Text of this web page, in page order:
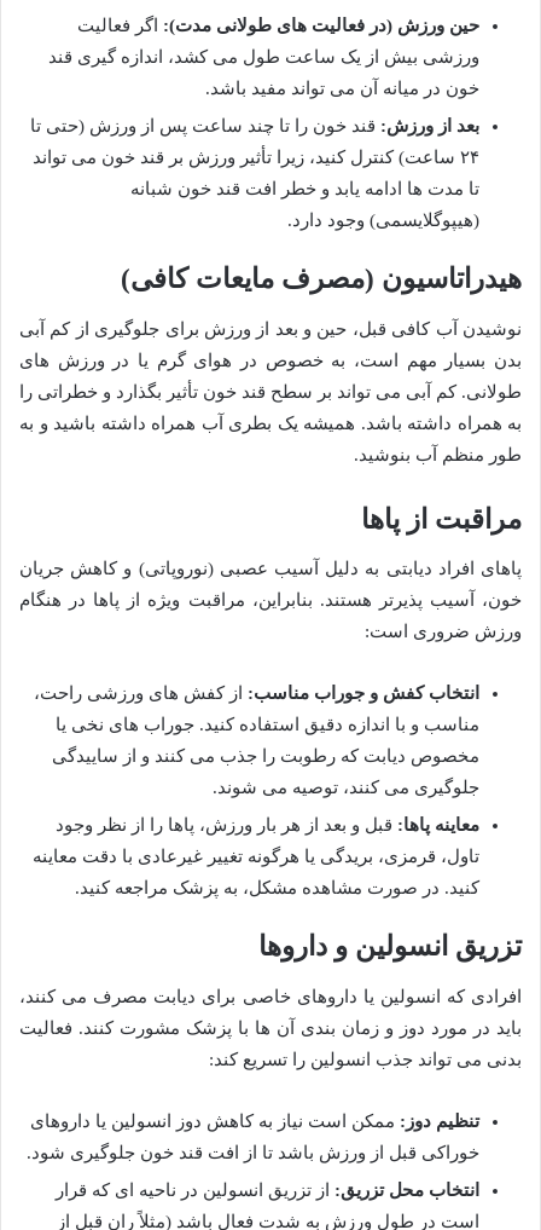
حین ورزش (در فعالیت های طولانی مدت): اگر فعالیت
ورزشی بیش از یک ساعت طول می کشد، اندازه گیری قند
خون در میانه آن می تواند مفید باشد.
بعد از ورزش: قند خون را تا چند ساعت پس از ورزش (حتی تا
۲۴ ساعت) کنترل کنید، زیرا تأثیر ورزش بر قند خون می تواند
تا مدت ها ادامه یابد و خطر افت قند خون شبانه
(هیپوگلایسمی) وجود دارد.
هیدراتاسیون (مصرف مایعات کافی)
نوشیدن آب کافی قبل، حین و بعد از ورزش برای جلوگیری از کم آبی
بدن بسیار مهم است، به خصوص در هوای گرم یا در ورزش های
طولانی. کم آبی می تواند بر سطح قند خون تأثیر بگذارد و خطراتی را
به همراه داشته باشد. همیشه یک بطری آب همراه داشته باشید و به
طور منظم آب بنوشید.
مراقبت از پاها
پاهای افراد دیابتی به دلیل آسیب عصبی (نوروپاتی) و کاهش جریان
خون، آسیب پذیرتر هستند. بنابراین، مراقبت ویژه از پاها در هنگام
ورزش ضروری است:
انتخاب کفش و جوراب مناسب: از کفش های ورزشی راحت،
مناسب و با اندازه دقیق استفاده کنید. جوراب های نخی یا
مخصوص دیابت که رطوبت را جذب می کنند و از ساییدگی
جلوگیری می کنند، توصیه می شوند.
معاینه پاها: قبل و بعد از هر بار ورزش، پاها را از نظر وجود
تاول، قرمزی، بریدگی یا هرگونه تغییر غیرعادی با دقت معاینه
کنید. در صورت مشاهده مشکل، به پزشک مراجعه کنید.
تزریق انسولین و داروها
افرادی که انسولین یا داروهای خاصی برای دیابت مصرف می کنند،
باید در مورد دوز و زمان بندی آن ها با پزشک مشورت کنند. فعالیت
بدنی می تواند جذب انسولین را تسریع کند:
تنظیم دوز: ممکن است نیاز به کاهش دوز انسولین یا داروهای
خوراکی قبل از ورزش باشد تا از افت قند خون جلوگیری شود.
انتخاب محل تزریق: از تزریق انسولین در ناحیه ای که قرار
است در طول ورزش به شدت فعال باشد (مثلاً ران قبل از